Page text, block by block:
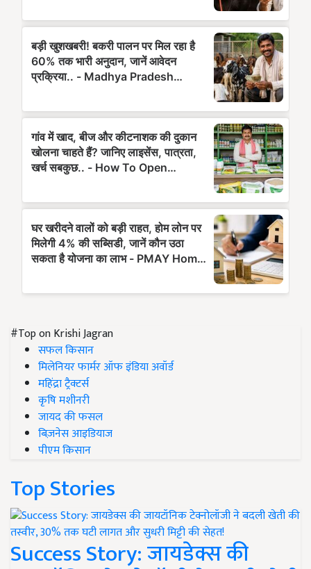
#Top on Krishi Jagran
सफल किसान
मिलेनियर फार्मर ऑफ इंडिया अवॉर्ड
महिंद्रा ट्रैक्टर्स
कृषि मशीनरी
जायद की फसल
बिज़नेस आइडियाज
पीएम किसान
Top Stories
Success Story: जायडेक्स की